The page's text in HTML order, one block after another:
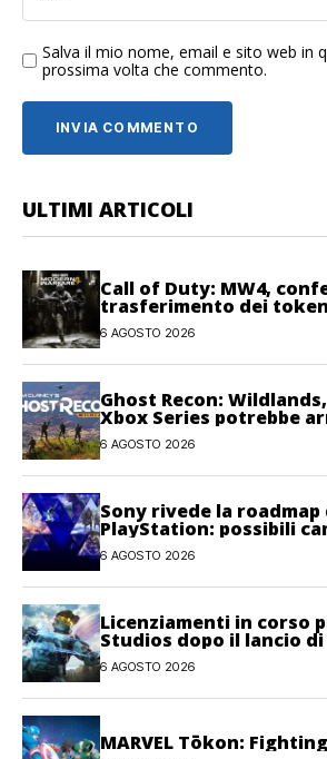
Salva il mio nome, email e sito web in
prossima volta che commento.
ULTIMI ARTICOLI
Call of Duty: MW4,
trasferimento dei token
Warzone e Black Ops 7
6 AGOSTO 2026
Ghost Recon: Wildlands,
Xbox Series potrebbe
6 AGOSTO 2026
Sony rivede la
PlayStation: possibili
l’anno fiscale 2026
6 AGOSTO 2026
Licenziamenti in corso
Studios dopo il lancio di
Evolved
6 AGOSTO 2026
MARVEL Tōkon: